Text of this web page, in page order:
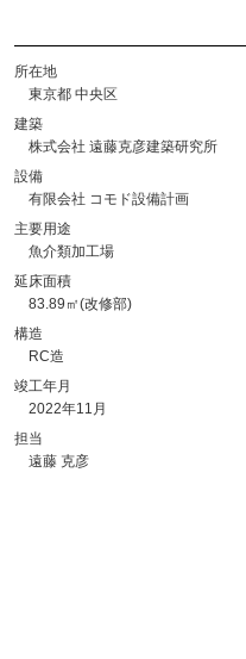
所在地
東京都 中央区
建築
株式会社 遠藤克彦建築研究所
設備
有限会社 コモド設備計画
主要用途
魚介類加工場
延床面積
83.89㎡(改修部)
構造
RC造
竣工年月
2022年11月
担当
遠藤 克彦